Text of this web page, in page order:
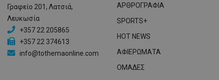
Γραφείο 201, Λατσιά,
Λευκωσία
+357 22 205865
+357 22 374613
info@tothemaonline.com
ΑΡΘΡΟΓΡΑΦΙΑ
SPORTS+
HOT NEWS
ΑΦΙΕΡΩΜΑΤΑ
ΟΜΑΔΕΣ